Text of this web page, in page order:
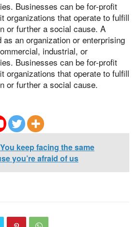
Businesses can be for-profit
organizations that operate to fulfill
or further a social cause. A
as an organization or enterprising
industrial, or
Businesses can be for-profit
organizations that operate to fulfill
or further a social cause.
You keep facing the same
you’re afraid of us